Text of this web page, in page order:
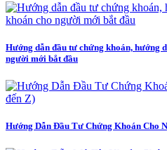
Hướng dẫn đầu tư chứng khoán, hướng
người mới bắt đầu
Hướng Dẫn Đầu Tư Chứng Khoán Cho